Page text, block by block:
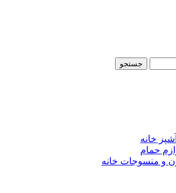
جستجو
خانه
حمام
و منسوجات خانه